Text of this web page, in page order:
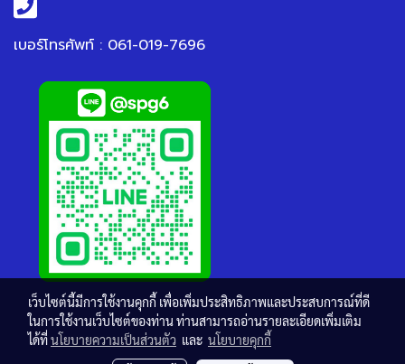
เบอร์โทรศัพท์ : 061-019-7696
เว็บไซต์นี้มีการใช้งานคุกกี้ เพื่อเพิ่มประสิทธิภาพและประสบการณ์ที่ดี
ในการใช้งานเว็บไซต์ของท่าน ท่านสามารถอ่านรายละเอียดเพิ่มเติม
ได้ที่นโยบายความเป็นส่วนตัว และ นโยบายคุกกี้